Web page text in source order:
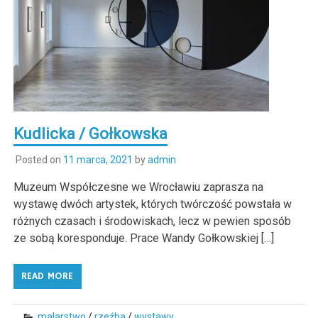
Kudlicka / Gołkowska
Posted on 11 marca, 2021 byadmin
Muzeum Współczesne we Wrocławiu zaprasza na
wystawę dwóch artystek, których twórczość powstała w
różnych czasach i środowiskach, lecz w pewien sposób
ze sobą koresponduje. Prace Wandy Gołkowskiej […]
READ MORE